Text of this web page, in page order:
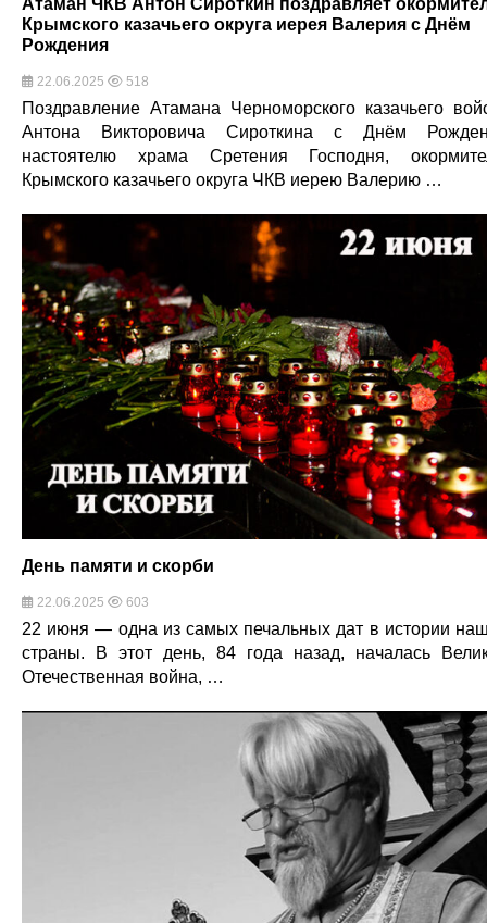
Атаман ЧКВ Антон Сироткин поздравляет
Крымского казачьего округа иерея Валерия с Днём
Рождения
22.06.2025 518
Поздравление Атамана Черноморского казачьего
Антона Викторовича Сироткина с Днём
настоятелю храма Сретения Господня,
Крымского казачьего округа ЧКВ иерею Валерию …
День памяти и скорби
22.06.2025 603
22 июня — одна из самых печальных дат в истории
страны. В этот день, 84 года назад, началась
Отечественная война, …